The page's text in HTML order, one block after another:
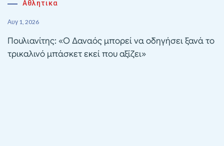
Αθλητικα
Αυγ 1, 2026
Πουλιανίτης: «Ο Δαναός μπορεί να οδηγήσει ξανά το
τρικαλινό μπάσκετ εκεί που αξίζει»